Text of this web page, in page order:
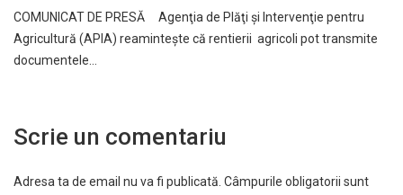
COMUNICAT DE PRESĂ Agenţia de Plăţi şi Intervenţie pentru
Agricultură (APIA) reamintește că rentierii agricoli pot transmite
documentele…
Scrie un comentariu
Adresa ta de email nu va fi publicată. Câmpurile obligatorii sunt